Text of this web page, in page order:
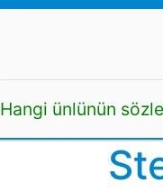
Hangi ünlünün